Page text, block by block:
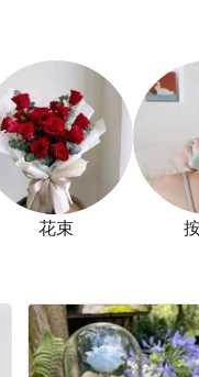
花束